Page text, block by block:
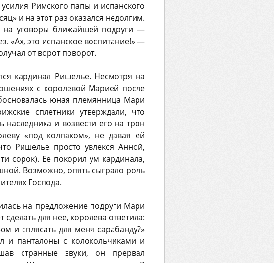
Римского папы и испанского
и на этот раз оказался недолгим.
на уговоры ближайшей подруги —
«Ах, это испанское воспитание!» —
от ворот поворот.
кардинал Ришелье. Несмотря на
с королевой Марией после
юная племянница Мари
сплетники утверждали, что
наследника и возвести его на трон
«под колпаком», не давая ей
Ришелье просто увлекся Анной,
сорок). Ее покорил ум кардинала,
Возможно, опять сыграло роль
Господа.
на предложение подруги Мари
для нее, королева ответила:
и сплясать для меня сарабанду?»
и панталоны с колокольчиками и
странные звуки, он прервал